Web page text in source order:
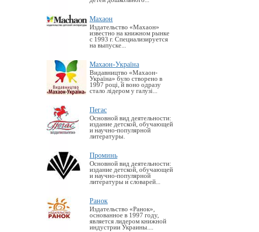
Махаон
Издательство «Махаон»
известно на книжном рынке
с 1993 г. Специализируется
на выпуске...
Махаон-Україна
Видавництво «Махаон-
Україна» було створено в
1997 році, й воно одразу
стало лідером у галузі...
Пегас
Основной вид деятельности:
издание детской, обучающей
и научно-популярной
литературы.
Проминь
Основной вид деятельности:
издание детской, обучающей
и научно-популярной
литературы и словарей...
Ранок
Издательство «Ранок»,
основанное в 1997 году,
является лидером книжной
индустрии Украины....